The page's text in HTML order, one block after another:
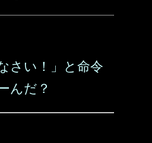
さい！」と命令
んだ？